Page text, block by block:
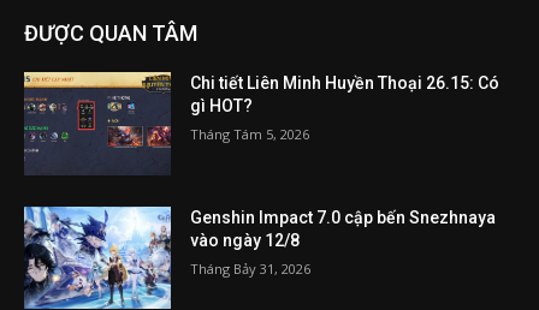
ĐƯỢC QUAN TÂM
Chi tiết Liên Minh Huyền Thoại 26.15: Có
gì HOT?
Tháng Tám 5, 2026
Genshin Impact 7.0 cập bến Snezhnaya
vào ngày 12/8
Tháng Bảy 31, 2026